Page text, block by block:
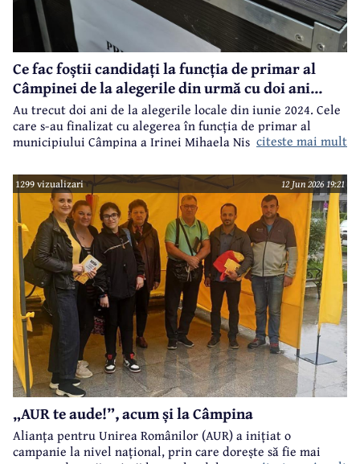
Ce fac foștii candidați la funcția de primar al
Câmpinei de la alegerile din urmă cu doi ani...
Au trecut doi ani de la alegerile locale din iunie 2024. Cele
care s-au finalizat cu alegerea în funcția de primar al
municipiului Câmpina a Irinei Mihaela Nistor, care l-a
Moldoveanu.
citeste mai mult
1299 vizualizari 12 Jun 2026 19:21
„AUR te aude!”, acum și la Câmpina
Alianța pentru Unirea Românilor (AUR) a inițiat o
campanie la nivel național, prin care dorește să fie mai